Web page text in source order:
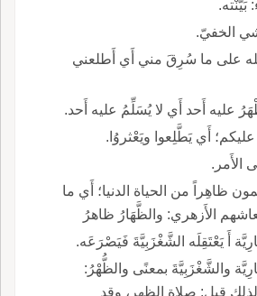
الخفيّ.
أَظْهَرني الله على ما سُرِقَ مني أَي أَطلعني
عليه أَحد أَي لا يُسَلِّمُ عليه أَحد.
أَي يَطَّلِعوا ويَعْثروُا.
الأَمر.
ظاهِراً من الحياة الدنيا؛ أَي ما
يتصرفون من معاشهم الأَزهري: والظَّهَارُ ظاهرُ
أَ يَعْتَقِلَه الشَّغْزَبِيَّةَ فَيَصْرَعَه.
والشَّغْزَبِيَّةَ بمعنًى والظُّهْرُ:
قيل: صلاة الظهر، وقد